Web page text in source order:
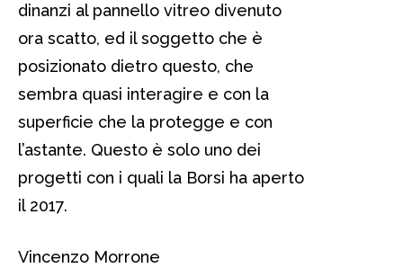
dinanzi al pannello vitreo divenuto
ora scatto, ed il soggetto che è
posizionato dietro questo, che
sembra quasi interagire e con la
superficie che la protegge e con
l’astante. Questo è solo uno dei
progetti con i quali la Borsi ha aperto
il 2017.
Vincenzo Morrone